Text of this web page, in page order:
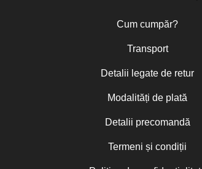
Cum cumpăr?
Transport
Detalii legate de retur
Modalități de plată
Detalii precomandă
Termeni și condiții